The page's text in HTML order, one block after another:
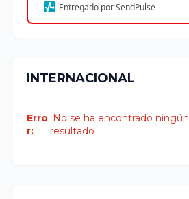
Entregado por SendPulse
INTERNACIONAL
Erro
r:
No se ha encontrado ningún
resultado